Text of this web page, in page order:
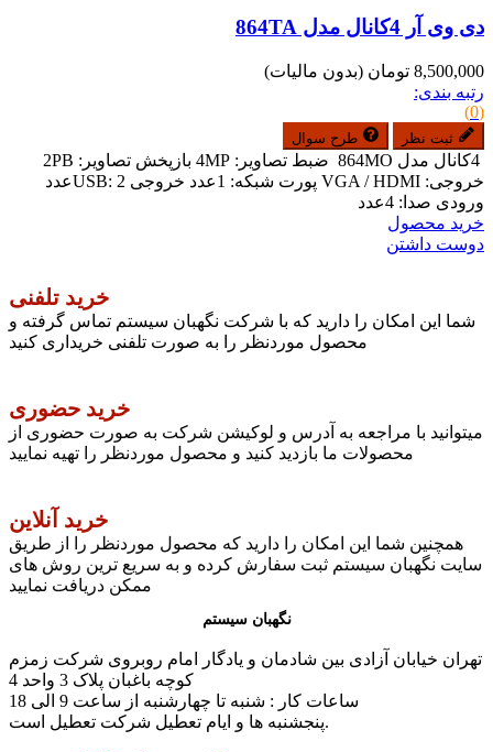
دی وی آر 4کانال مدل 864TA
8,500,000 تومان
(بدون مالیات)
رتبه بندی:
(0)
ثبت نظر طرح سوال
4کانال مدل 864MO ضبط تصاویر: 4MP بازپخش تصاویر: 2PB
خروجی: VGA / HDMI پورت شبکه: 1عدد خروجی USB: 2عدد
ورودی صدا: 4عدد
خرید محصول
دوست داشتن
خرید تلفنی
شما این امکان را دارید که با شرکت نگهبان سیستم تماس گرفته و
محصول موردنظر را به صورت تلفنی خریداری کنید
خرید حضوری
میتوانید با مراجعه به آدرس و لوکیشن شرکت به صورت حضوری از
محصولات ما بازدید کنید و محصول موردنظر را تهیه نمایید
خرید آنلاین
همچنین شما این امکان را دارید که محصول موردنظر را از طریق
سایت نگهبان سیستم ثبت سفارش کرده و به سریع ترین روش های
ممکن دریافت نمایید
نگهبان سیستم
تهران خیابان آزادی بین شادمان و یادگار امام روبروی شرکت زمزم
کوچه باغبان پلاک 3 واحد 4
پنجشنبه ها و ایام تعطیل شرکت تعطیل است.